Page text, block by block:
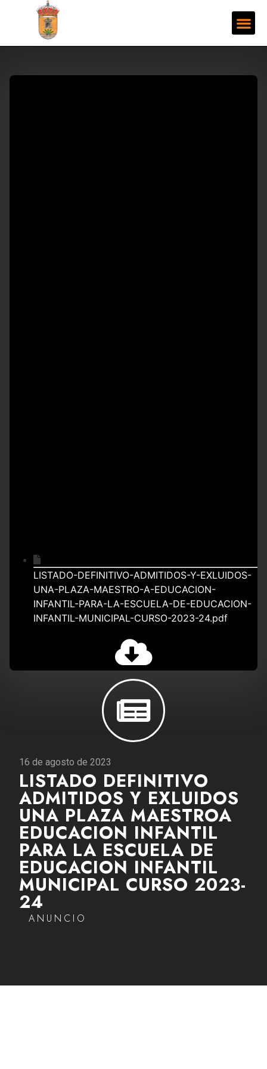
16 de agosto de 2023
LISTADO DEFINITIVO
ADMITIDOS Y EXLUIDOS
UNA PLAZA MAESTROA
EDUCACION INFANTIL
PARA LA ESCUELA DE
EDUCACION INFANTIL
MUNICIPAL CURSO 2023-
24
ANUNCIO
LISTADO-DEFINITIVO-ADMITIDOS-Y-EXLUIDOS-
UNA-PLAZA-MAESTRO-A-EDUCACION-
INFANTIL-PARA-LA-ESCUELA-DE-EDUCACION-
INFANTIL-MUNICIPAL-CURSO-2023-24.pdf